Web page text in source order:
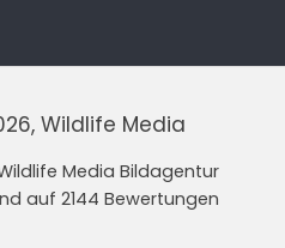
Wildlife Media
Media Bildagentur
auf 2144 Bewertungen